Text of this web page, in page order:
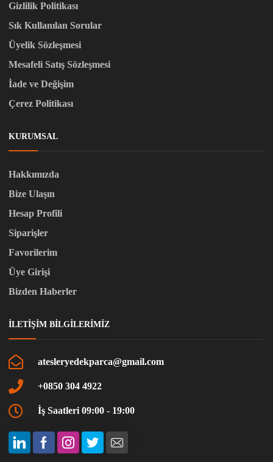
Gizlilik Politikası
Sık Kullanılan Sorular
Üyelik Sözleşmesi
Mesafeli Satış Sözleşmesi
İade ve Değişim
Çerez Politikası
KURUMSAL
Hakkımızda
Bize Ulaşın
Hesap Profili
Siparişler
Favorilerim
Üye Girişi
Bizden Haberler
İLETIŞIM BILGILERIMIZ
atesleryedekparca@gmail.com
+0850 304 4922
İş Saatleri 09:00 - 19:00